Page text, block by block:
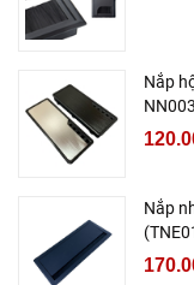
Nắp
NN003
Nắp